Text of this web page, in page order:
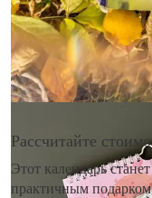
Рассчитайте
Этот календарь
практичным